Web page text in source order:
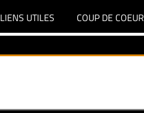
LIENS UTILES COUP DE COEUR